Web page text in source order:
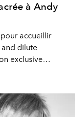
à Andy
accueillir
and dilute
exclusive
plusieurs
à vos